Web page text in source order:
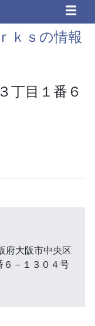
☰
ｋｓの情報
丁目１番６
府大阪市中央区
６－１３０４号